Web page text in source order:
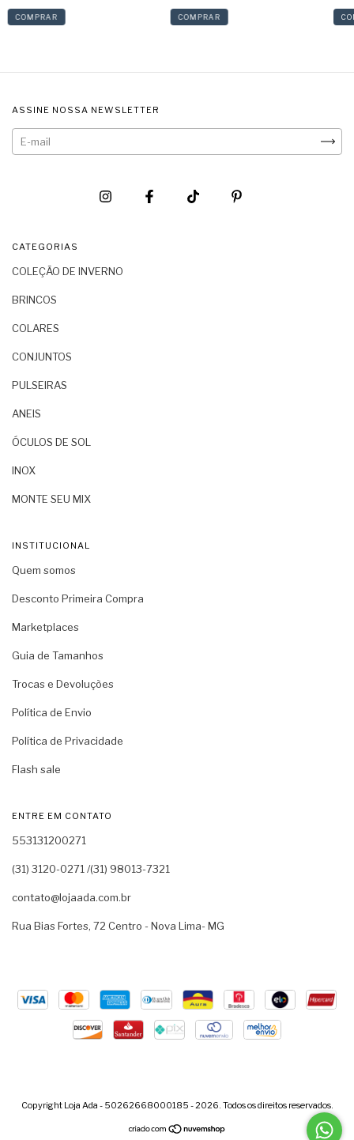
ASSINE NOSSA NEWSLETTER
CATEGORIAS
COLEÇÃO DE INVERNO
BRINCOS
COLARES
CONJUNTOS
PULSEIRAS
ANEIS
ÓCULOS DE SOL
INOX
MONTE SEU MIX
INSTITUCIONAL
Quem somos
Desconto Primeira Compra
Marketplaces
Guia de Tamanhos
Trocas e Devoluções
Política de Envio
Política de Privacidade
Flash sale
ENTRE EM CONTATO
553131200271
(31) 3120-0271 /(31) 98013-7321
contato@lojaada.com.br
Rua Bias Fortes, 72 Centro - Nova Lima- MG
Copyright Loja Ada - 50262668000185 - 2026. Todos os direitos reservados.